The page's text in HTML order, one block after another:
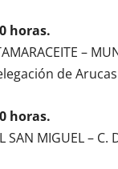
horas.
–
de
horas.
SAN MIGUEL – C.